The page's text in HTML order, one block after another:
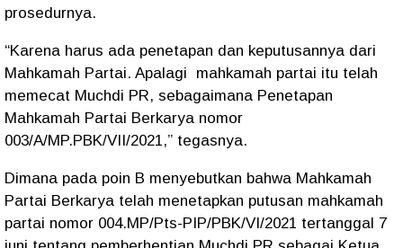
prosedurnya.
“Karena harus ada penetapan dan keputusannya dari
Mahkamah Partai. Apalagi mahkamah partai itu telah
memecat Muchdi PR, sebagaimana Penetapan
Mahkamah Partai Berkarya nomor
003/A/MP.PBK/VII/2021,” tegasnya.
Dimana pada poin B menyebutkan bahwa Mahkamah
Partai Berkarya telah menetapkan putusan mahkamah
partai nomor 004.MP/Pts-PIP/PBK/VI/2021 tertanggal 7